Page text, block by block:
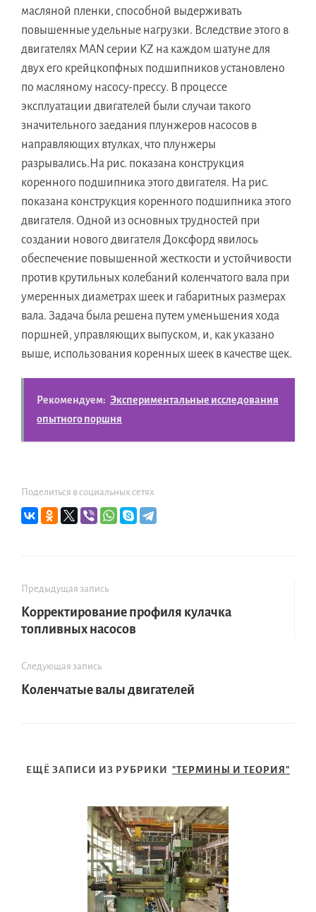
масляной пленки, способной выдерживать
повышенные удельные нагрузки. Вследствие этого в
двигателях MAN серии KZ на каждом шатуне для
двух его крейцкопфных подшипников установлено
по масляному насосу-прессу. В процессе
эксплуатации двигателей были случаи такого
значительного заедания плунжеров насосов в
направляющих втулках, что плунжеры
разрывались.На рис. показана конструкция
коренного подшипника этого двигателя. На рис.
показана конструкция коренного подшипника этого
двигателя. Одной из основных трудностей при
создании нового двигателя Доксфорд явилось
обеспечение повышенной жесткости и устойчивости
против крутильных колебаний коленчатого вала при
умеренных диаметрах шеек и габаритных размерах
вала. Задача была решена путем уменьшения хода
поршней, управляющих выпуском, и, как указано
выше, использования коренных шеек в качестве щек.
Рекомендуем: Экспериментальные исследования
опытного поршня
Поделиться в социальных сетях
Предыдущая запись
Корректирование профиля кулачка
топливных насосов
Следующая запись
Коленчатые валы двигателей
ЕЩЁ ЗАПИСИ ИЗ РУБРИКИ "ТЕРМИНЫ И ТЕОРИЯ"